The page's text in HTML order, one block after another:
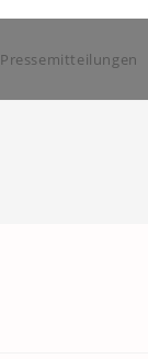
Pressemitteilungen